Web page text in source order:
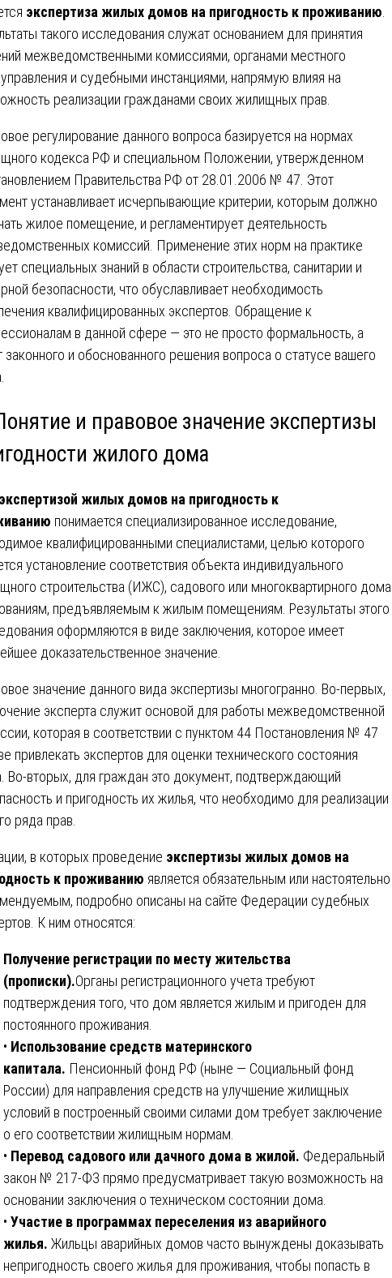
экспертиза жилых домов на пригодность к проживанию
такого исследования служат основанием для принятия
межведомственными комиссиями, органами местного
и судебными инстанциями, напрямую влияя на
реализации гражданами своих жилищных прав.
регулирование данного вопроса базируется на нормах
кодекса РФ и специальном Положении, утвержденном
Правительства РФ от 28.01.2006 № 47. Этот
устанавливает исчерпывающие критерии, которым должно
жилое помещение, и регламентирует деятельность
комиссий. Применение этих норм на практике
специальных знаний в области строительства, санитарии и
безопасности, что обуславливает необходимость
квалифицированных экспертов. Обращение к
в данной сфере — это не просто формальность, а
законного и обоснованного решения вопроса о статусе вашего
и правовое значение экспертизы
жилого дома
жилых домов на пригодность к
понимается специализированное исследование,
квалифицированными специалистами, целью которого
установление соответствия объекта индивидуального
строительства (ИЖС), садового или многоквартирного дома
предъявляемым к жилым помещениям. Результаты этого
оформляются в виде заключения, которое имеет
доказательственное значение.
значение данного вида экспертизы многогранно. Во-первых,
эксперта служит основой для работы межведомственной
которая в соответствии с пунктом 44 Постановления № 47
привлекать экспертов для оценки технического состояния
Во-вторых, для граждан это документ, подтверждающий
и пригодность их жилья, что необходимо для реализации
ряда прав.
в которых проведение экспертизы жилых домов на
к проживанию является обязательным или настоятельно
подробно описаны на сайте Федерации судебных
К ним относятся:
Получение регистрации по месту жительства
(прописки).Органы регистрационного учета требуют
подтверждения того, что дом является жилым и пригоден для
постоянного проживания.
• Использование средств материнского
капитала. Пенсионный фонд РФ (ныне — Социальный фонд
России) для направления средств на улучшение жилищных
условий в построенный своими силами дом требует заключение
о его соответствии жилищным нормам.
• Перевод садового или дачного дома в жилой. Федеральный
закон № 217-ФЗ прямо предусматривает такую возможность на
основании заключения о техническом состоянии дома.
• Участие в программах переселения из аварийного
жилья. Жильцы аварийных домов часто вынуждены доказывать
непригодность своего жилья для проживания, чтобы попасть в